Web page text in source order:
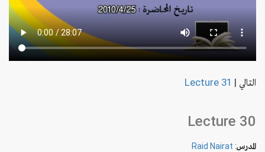
التالي |
Lecture 31
Lecture 30
المدرس:
Raid Nairat